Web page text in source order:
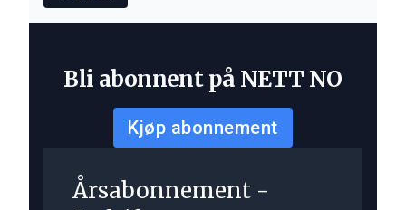
Bli abonnent på NETT NO
Kjøp abonnement
Årsabonnement -